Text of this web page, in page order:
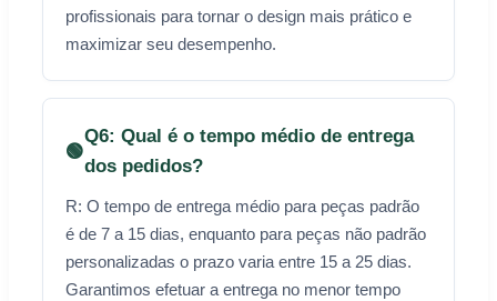
profissionais para tornar o design mais prático e
maximizar seu desempenho.
🟢
Q6: Qual é o tempo médio de entrega
dos pedidos?
R: O tempo de entrega médio para peças padrão
é de 7 a 15 dias, enquanto para peças não padrão
personalizadas o prazo varia entre 15 a 25 dias.
Garantimos efetuar a entrega no menor tempo